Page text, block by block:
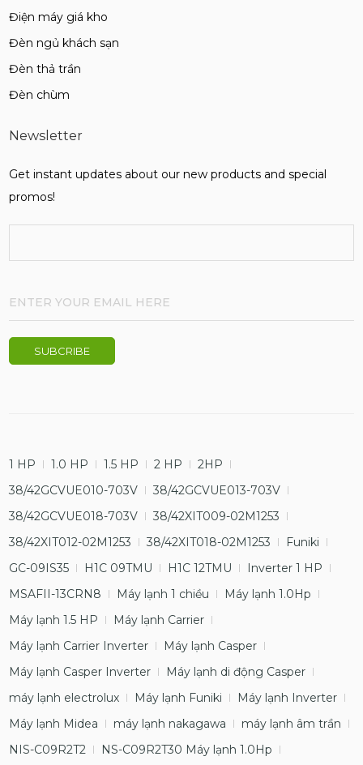
Điện máy giá kho
Đèn ngủ khách sạn
Đèn thả trần
Đèn chùm
Newsletter
Get instant updates about our new products and special
promos!
1 HP 1.0 HP 1.5 HP 2 HP
2HP
38/42GCVUE010-703V
38/42GCVUE013-703V
38/42GCVUE018-703V
38/42XIT009-02M1253
38/42XIT012-02M1253
38/42XIT018-02M1253
Funiki
GC-09IS35
H1C 09TMU H1C 12TMU
Inverter 1 HP
MSAFII-13CRN8
Máy lạnh 1 chiều
Máy lạnh 1.0Hp
Máy lạnh 1.5 HP
Máy lạnh Carrier
Máy lạnh Carrier Inverter
Máy lạnh Casper
Máy lạnh Casper Inverter
Máy lạnh di động Casper
máy lạnh electrolux
Máy lạnh Funiki
Máy lạnh Inverter
Máy lạnh Midea
máy lạnh nakagawa
máy lạnh âm trần
NIS-C09R2T2
NS-C09R2T30 Máy lạnh 1.0Hp